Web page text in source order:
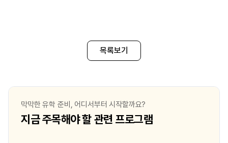
목록보기
막막한 유학 준비, 어디서부터 시작할까요?
지금 주목해야 할 관련 프로그램